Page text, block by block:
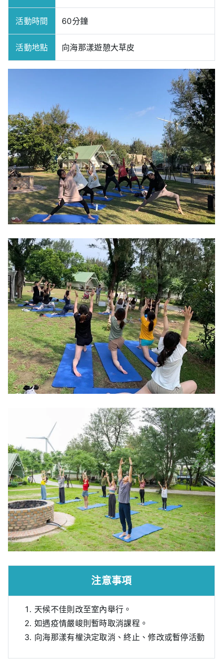
活動時間 60分鐘
活動地點 向海那漾遊憩大草皮
注意事項
天候不佳則改至室內舉行。
如遇疫情嚴峻則暫時取消課程。
向海那漾有權決定取消、終止、修改或暫停活動